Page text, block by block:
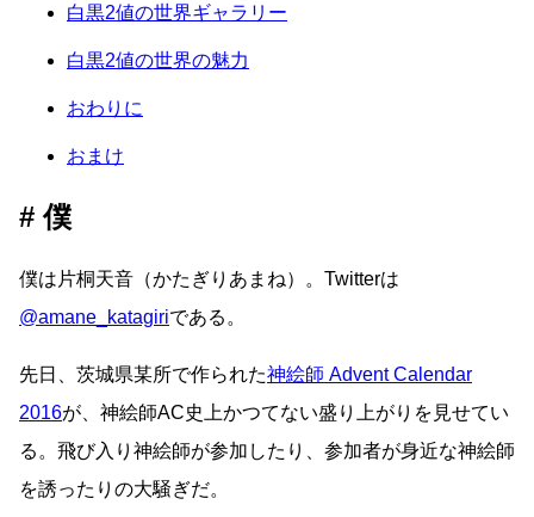
白黒2値の世界ギャラリー
白黒2値の世界の魅力
おわりに
おまけ
僕
僕は片桐天音（かたぎりあまね）。Twitterは
@amane_katagiriである。
先日、茨城県某所で作られた神絵師 Advent Calendar
2016が、神絵師AC史上かつてない盛り上がりを見せてい
る。飛び入り神絵師が参加したり、参加者が身近な神絵師
を誘ったりの大騒ぎだ。